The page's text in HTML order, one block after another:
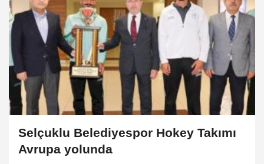
Selçuklu Belediyespor Hokey Takımı
Avrupa yolunda